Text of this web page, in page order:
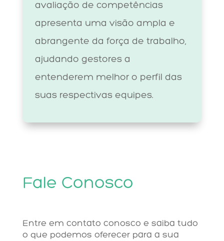
avaliação de competências
apresenta uma visão ampla e
abrangente da força de trabalho,
ajudando gestores a
entenderem melhor o perfil das
suas respectivas equipes.
Fale Conosco
Entre em contato conosco e saiba tudo
o que podemos oferecer para a sua